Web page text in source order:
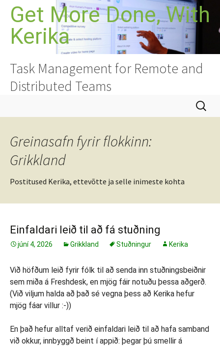
HoppaGet More Done, With
Kerika
Task Management for Remote and
Distributed Teams
Leita
að:
Greinasafn fyrir flokkinn:
Grikkland
Postitused Kerika, ettevõtte ja selle inimeste kohta
Einfaldari leið til að fá stuðning
júní 4, 2026 Grikkland Stuðningur Kerika
Við höfðum leið fyrir fólk til að senda inn stuðningsbeiðnir
sem miða á Freshdesk, en mjög fáir notuðu þessa aðgerð.
(Við viljum halda að það sé vegna þess að Kerika hefur
mjög fáar villur :-))
En það hefur alltaf verið einfaldari leið til að hafa samband
við okkur, innbyggð beint í appið: þegar þú smellir á